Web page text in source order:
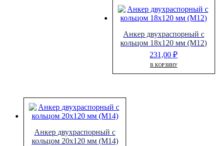
Анкер двухраспорный с
кольцом 18х120 мм (М12)
231,00₽
В КОРЗИНУ
Анкер двухраспорный с
кольцом 20х120 мм (М14)